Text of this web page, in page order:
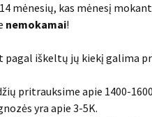
mėnesių, kas mėnesį mokant
nemokamai!
pagal iškeltų jų kiekį galima
pritrauksime apie 1400-
yra apie 3-5K.